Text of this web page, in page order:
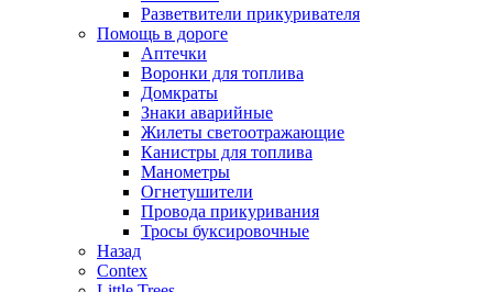
Разветвители прикуривателя
Помощь в дороге
Аптечки
Воронки для топлива
Домкраты
Знаки аварийные
Жилеты светоотражающие
Канистры для топлива
Манометры
Огнетушители
Провода прикуривания
Тросы буксировочные
Назад
Contex